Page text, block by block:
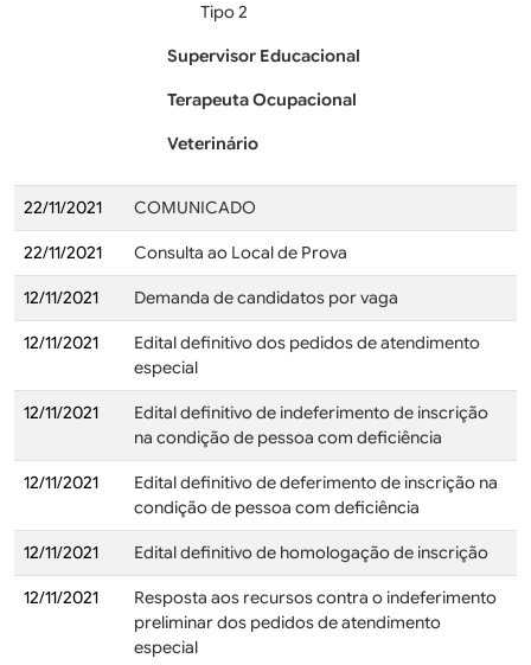
Tipo 2
Supervisor Educacional
Terapeuta Ocupacional
Veterinário
22/11/2021 COMUNICADO
22/11/2021 Consulta ao Local de Prova
12/11/2021 Demanda de candidatos por vaga
12/11/2021
Edital definitivo dos pedidos de atendimento
especial
12/11/2021
Edital definitivo de indeferimento de inscrição
na condição de pessoa com deficiência
12/11/2021
Edital definitivo de deferimento de inscrição na
condição de pessoa com deficiência
12/11/2021 Edital definitivo de homologação de inscrição
12/11/2021
Resposta aos recursos contra o indeferimento
preliminar dos pedidos de atendimento
especial